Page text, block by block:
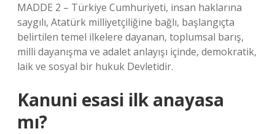
MADDE 2 – Türkiye Cumhuriyeti, insan haklarına
saygılı, Atatürk milliyetçiliğine bağlı, başlangıçta
belirtilen temel ilkelere dayanan, toplumsal barış,
milli dayanışma ve adalet anlayışı içinde, demokratik,
laik ve sosyal bir hukuk Devletidir.
Kanuni esasi ilk anayasa
mı?